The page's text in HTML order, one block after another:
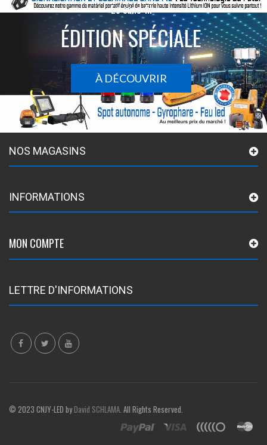
Le sans-fil
ÉDITION SPÉCIALE
À DÉCOUVRIR
NOS MAGASINS
INFORMATIONS
MON COMPTE
LETTRE D'INFORMATIONS
© 2023 CNJY-LED byDavid SCHLAMA. All Rights Reserved.